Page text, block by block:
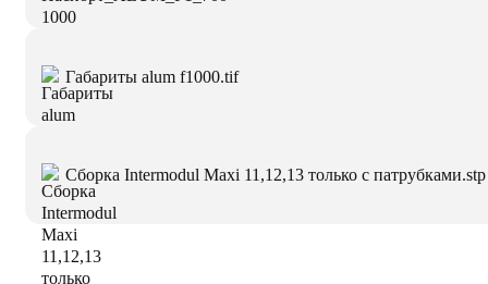
Габариты alum f1000.tif
Сборка Intermodul Maxi 11,12,13 только с патрубками.stp